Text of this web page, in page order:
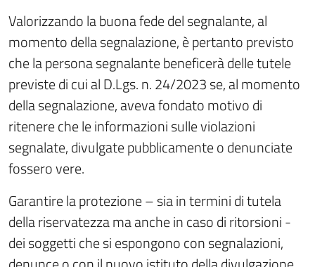
Valorizzando la buona fede del segnalante, al
momento della segnalazione, è pertanto previsto
che la persona segnalante beneficerà delle tutele
previste di cui al D.Lgs. n. 24/2023 se, al momento
della segnalazione, aveva fondato motivo di
ritenere che le informazioni sulle violazioni
segnalate, divulgate pubblicamente o denunciate
fossero vere.
Garantire la protezione – sia in termini di tutela
della riservatezza ma anche in caso di ritorsioni -
dei soggetti che si espongono con segnalazioni,